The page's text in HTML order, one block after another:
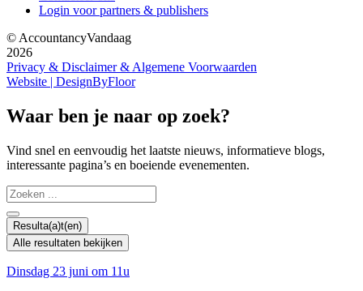
Login voor partners & publishers
© AccountancyVandaag
2026
Privacy & Disclaimer & Algemene Voorwaarden
Website | DesignByFloor
Waar ben je naar op zoek?
Vind snel en eenvoudig het laatste nieuws, informatieve blogs,
interessante pagina’s en boeiende evenementen.
Search
...
Resulta(a)t(en)
Alle resultaten bekijken
Dinsdag 23 juni om 11u